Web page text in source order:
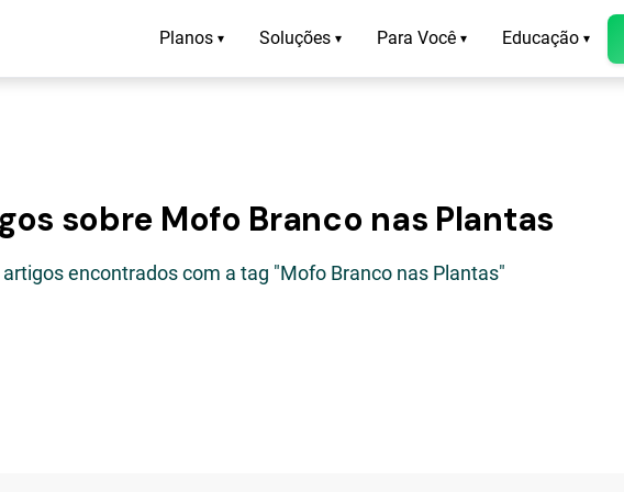
Planos ▾ Soluções ▾ Para Você ▾ Educação ▾
sobre Mofo Branco nas Plantas
artigos encontrados com a tag "Mofo Branco nas Plantas"